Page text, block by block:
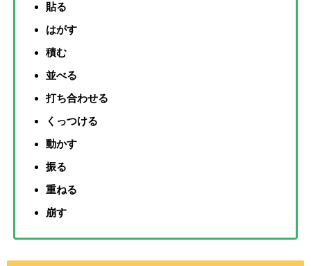
貼る
はがす
積む
並べる
打ち合わせる
くっつける
動かす
振る
重ねる
崩す